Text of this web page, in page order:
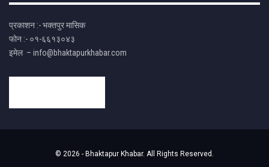
प्रकाशन :- भक्तपुर मासिक
फोन :- ०१-६६१३०४३
इमेल – info@bhaktapurkhabar.com
© 2026 - Bhaktapur Khabar. All Rights Reserved.